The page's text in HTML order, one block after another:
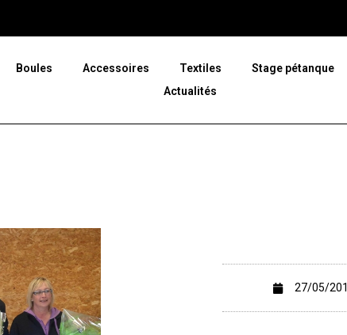
Boules Accessoires Textiles Stage pétanque
Actualités
27/05/